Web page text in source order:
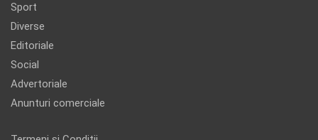
Sport
Diverse
Editoriale
Social
Advertoriale
Anunturi comerciale